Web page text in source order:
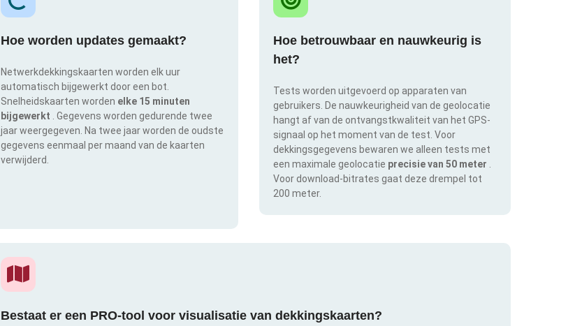
Hoe worden updates gemaakt?
Netwerkdekkingskaarten worden elk uur
automatisch bijgewerkt door een bot.
Snelheidskaarten worden elke 15 minuten
bijgewerkt
. Gegevens worden gedurende twee
jaar weergegeven. Na twee jaar worden de oudste
gegevens eenmaal per maand van de kaarten
verwijderd.
Hoe betrouwbaar en nauwkeurig is
het?
Tests worden uitgevoerd op apparaten van
gebruikers. De nauwkeurigheid van de geolocatie
hangt af van de ontvangstkwaliteit van het GPS-
signaal op het moment van de test. Voor
dekkingsgegevens bewaren we alleen tests met
een maximale geolocatie precisie van 50 meter
Voor download-bitrates gaat deze drempel tot
200 meter.
Bestaat er een PRO-tool voor visualisatie van dekkingskaarten?